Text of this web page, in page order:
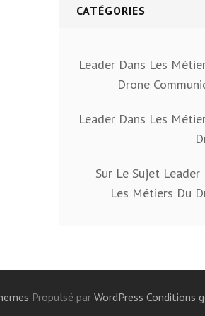
CATÉGORIES
Leader Dans Les
Drone
Leader Dans Les
Sur Le Sujet Leader
Les Métiers Du
Propulsé par WordPress Conditions